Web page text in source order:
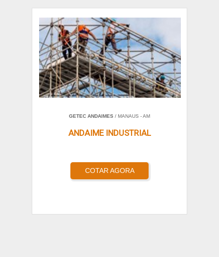
GETEC ANDAIMES / MANAUS - AM
ANDAIME INDUSTRIAL
COTAR AGORA